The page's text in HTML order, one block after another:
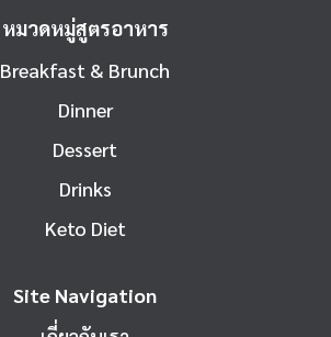
หมวดหมู่สูตรอาหาร
Breakfast & Brunch
Dinner
Dessert
Drinks
Keto Diet
Site Navigation